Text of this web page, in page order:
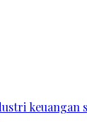
keuangan